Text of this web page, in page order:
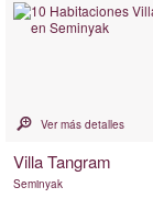
Ver más detalles
Villa Tangram
Seminyak